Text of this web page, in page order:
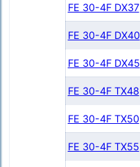
FE 30-4F DX37
FE 30-4F DX40
FE 30-4F DX45
FE 30-4F TX48
FE 30-4F TX50
FE 30-4F TX55